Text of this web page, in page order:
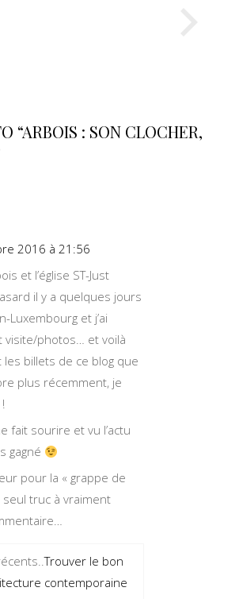
“ARBOIS : SON CLOCHER,
2016 à 21:56
et l’église ST-Just
il y a quelques jours
Luxembourg et j’ai
visite/photos… et voilà
les billets de ce blog que
plus récemment, je
fait sourire et vu l’actu
gagné
pour la « grappe de
seul truc à vraiment
Trouver le bon
contemporaine